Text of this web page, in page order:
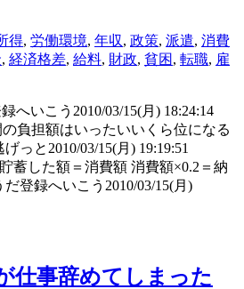
得, 労働環境, 年収, 政策, 派遣, 消費
, 経済格差, 給料, 財政, 貧困 , 転職, 雇
へいこう2010/03/15(月) 18:24:14
負担額はいったいいくら位になる
っと2010/03/15(月) 19:19:51
蓄した額＝消費額 消費額×0.2＝納
登録へいこう2010/03/15(月)
仕事辞めてしまった